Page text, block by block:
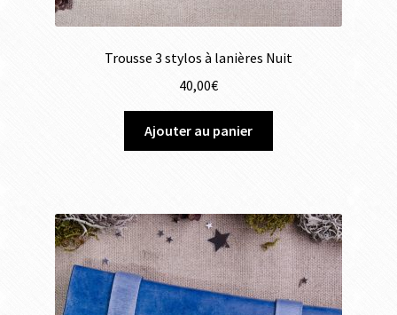
Trousse 3 stylos à lanières Nuit
40,00€
Ajouter au panier